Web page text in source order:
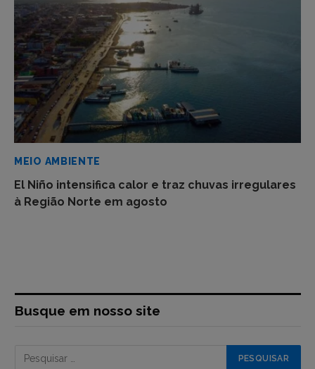
MEIO AMBIENTE
El Niño intensifica calor e traz chuvas irregulares
à Região Norte em agosto
Busque em nosso site